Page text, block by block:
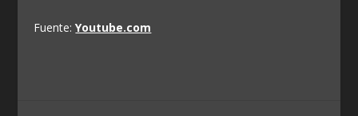
Fuente:Youtube.com